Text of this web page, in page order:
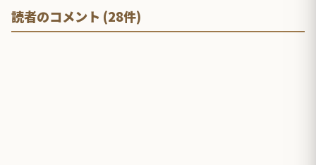
読者のコメント (28件)